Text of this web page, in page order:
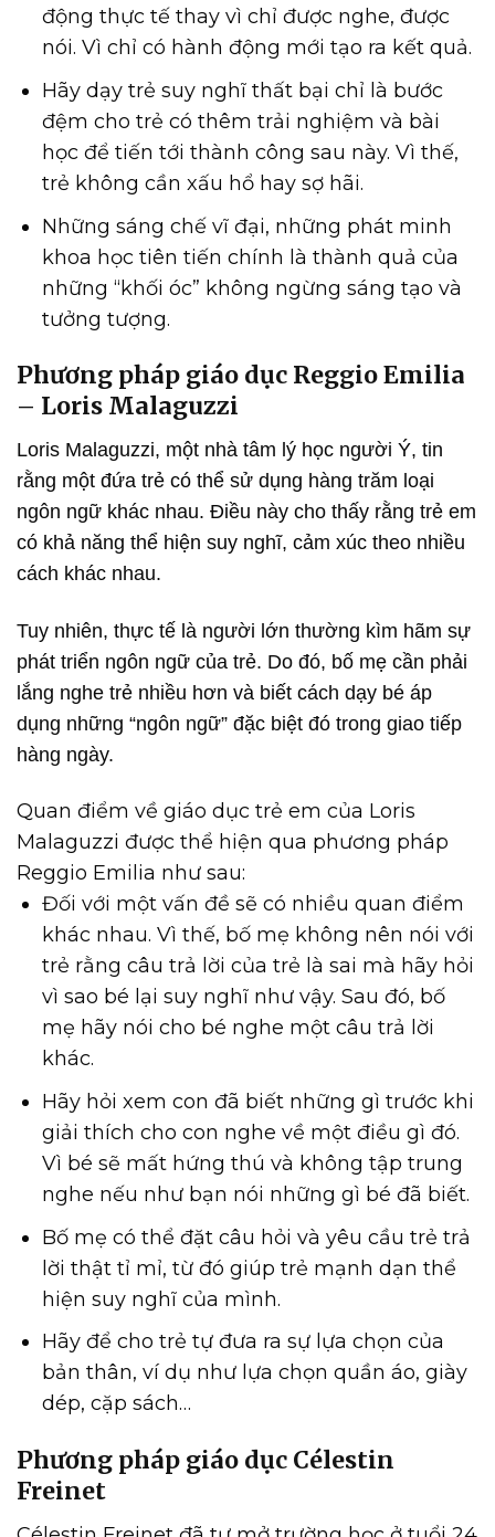
động thực tế thay vì chỉ được nghe, được
nói. Vì chỉ có hành động mới tạo ra kết quả.
Hãy dạy trẻ suy nghĩ thất bại chỉ là bước
đệm cho trẻ có thêm trải nghiệm và bài
học để tiến tới thành công sau này. Vì thế,
trẻ không cần xấu hổ hay sợ hãi.
Những sáng chế vĩ đại, những phát minh
khoa học tiên tiến chính là thành quả của
những “khối óc” không ngừng sáng tạo và
tưởng tượng.
Phương pháp giáo dục Reggio Emilia
– Loris Malaguzzi
Loris Malaguzzi, một nhà tâm lý học người Ý, tin
rằng một đứa trẻ có thể sử dụng hàng trăm loại
ngôn ngữ khác nhau. Điều này cho thấy rằng trẻ em
có khả năng thể hiện suy nghĩ, cảm xúc theo nhiều
cách khác nhau.
Tuy nhiên, thực tế là người lớn thường kìm hãm sự
phát triển ngôn ngữ của trẻ. Do đó, bố mẹ cần phải
lắng nghe trẻ nhiều hơn và biết cách dạy bé áp
dụng những “ngôn ngữ” đặc biệt đó trong giao tiếp
hàng ngày.
Quan điểm về giáo dục trẻ em của Loris
Malaguzzi được thể hiện qua phương pháp
Reggio Emilia như sau:
Đối với một vấn đề sẽ có nhiều quan điểm
khác nhau. Vì thế, bố mẹ không nên nói với
trẻ rằng câu trả lời của trẻ là sai mà hãy hỏi
vì sao bé lại suy nghĩ như vậy. Sau đó, bố
mẹ hãy nói cho bé nghe một câu trả lời
khác.
Hãy hỏi xem con đã biết những gì trước khi
giải thích cho con nghe về một điều gì đó.
Vì bé sẽ mất hứng thú và không tập trung
nghe nếu như bạn nói những gì bé đã biết.
Bố mẹ có thể đặt câu hỏi và yêu cầu trẻ trả
lời thật tỉ mỉ, từ đó giúp trẻ mạnh dạn thể
hiện suy nghĩ của mình.
Hãy để cho trẻ tự đưa ra sự lựa chọn của
bản thân, ví dụ như lựa chọn quần áo, giày
dép, cặp sách…
Phương pháp giáo dục Célestin
Freinet